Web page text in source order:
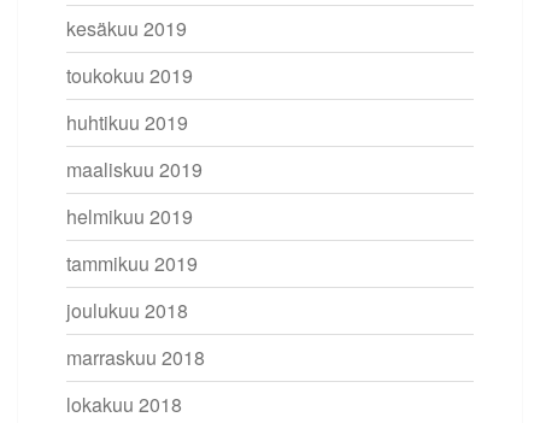
kesäkuu 2019
toukokuu 2019
huhtikuu 2019
maaliskuu 2019
helmikuu 2019
tammikuu 2019
joulukuu 2018
marraskuu 2018
lokakuu 2018